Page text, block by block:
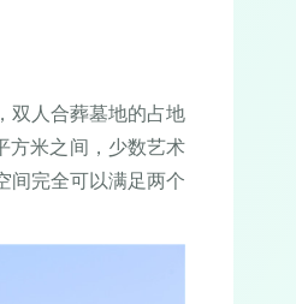
双人合葬墓地的占地
方米之间，少数艺术
间完全可以满足两个